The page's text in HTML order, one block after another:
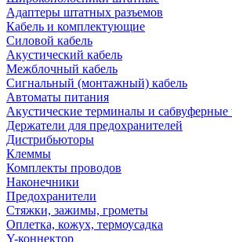
Адаптеры штатных разъемов
Кабель и комплектующие
Силовой кабель
Акустический кабель
Межблочный кабель
Сигнальный (монтажный) кабель
Автоматы питания
Акустические терминалы и
Держатели для предохранителей
Дистрибьюторы
Клеммы
Комплекты проводов
Наконечники
Предохранители
Стяжки, зажимы, грометы
Оплетка, кожух, термоусадка
Y-коннектор